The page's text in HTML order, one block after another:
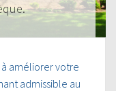
améliorer votre
admissible au